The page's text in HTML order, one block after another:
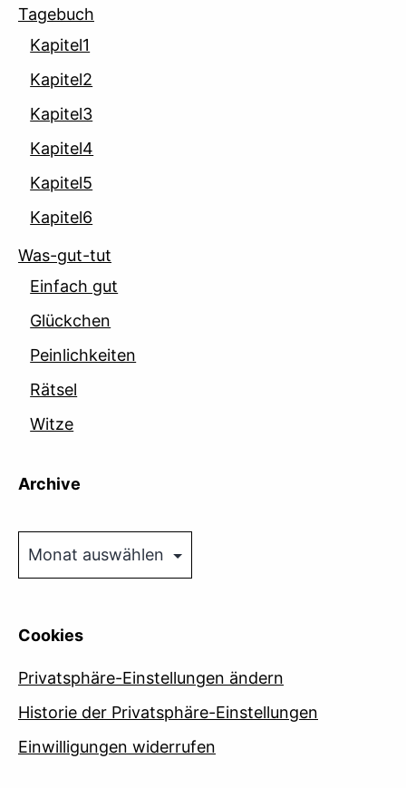
Tagebuch
Kapitel1
Kapitel2
Kapitel3
Kapitel4
Kapitel5
Kapitel6
Was-gut-tut
Einfach gut
Glückchen
Peinlichkeiten
Rätsel
Witze
Archive
Cookies
Privatsphäre-Einstellungen ändern
Historie der Privatsphäre-Einstellungen
Einwilligungen widerrufen